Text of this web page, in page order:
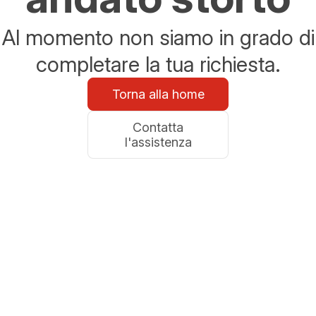
Al momento non siamo in grado di
completare la tua richiesta.
Torna alla home
Contatta
l'assistenza